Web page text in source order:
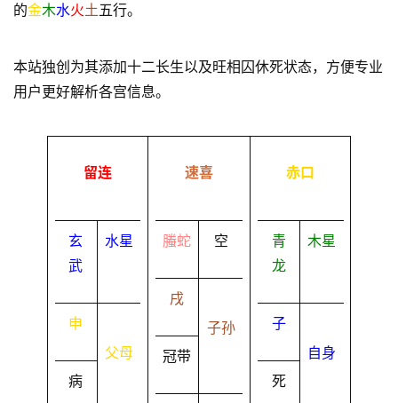
的金木水火土五行。
本站独创为其添加十二长生以及旺相囚休死状态，方便专业
用户更好解析各宫信息。
留连
玄
武
水星
申
病
父母
速喜
螣蛇 空
戌
冠带
子孙
赤口
青
龙
木星
子
死
自身